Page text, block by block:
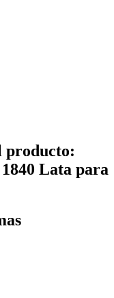
producto:
Lata para